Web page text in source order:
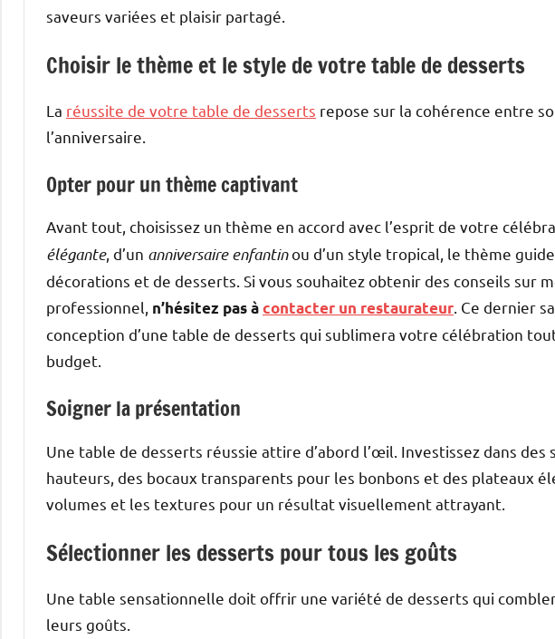
saveurs variées et plaisir partagé.
Choisir le thème et le style de votre table de desserts
La réussite de votre table de desserts repose sur la cohérence entre
l’anniversaire.
Opter pour un thème captivant
Avant tout, choisissez un thème en accord avec l’esprit de votre
élégante, d’un anniversaire enfantinou d’un style tropical, le thème
décorations et de desserts. Si vous souhaitez obtenir des conseils sur
professionnel, n’hésitez pas àcontacter un restaurateur. Ce dernier
conception d’une table de desserts qui sublimera votre célébration
budget.
Soigner la présentation
Une table de desserts réussie attire d’abord l’œil. Investissez dans
hauteurs, des bocaux transparents pour les bonbons et des plateaux
volumes et les textures pour un résultat visuellement attrayant.
Sélectionner les desserts pour tous les goûts
Une table sensationnelle doit offrir une variété de desserts qui
leurs goûts.